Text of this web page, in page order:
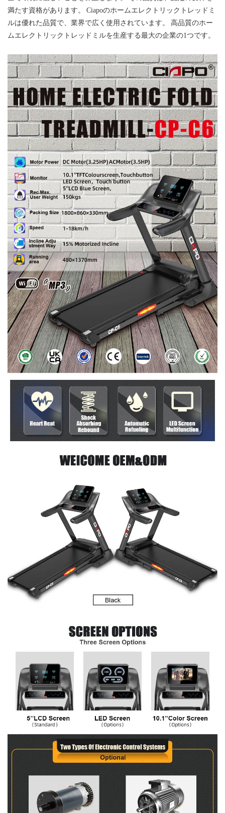
満たす資格があります。 Ciapoのホームエレクトリックトレッドミ
ルは優れた品質で、業界で広く使用されています。 高品質のホー
ムエレクトリックトレッドミルを生産する最大の企業の1つです。